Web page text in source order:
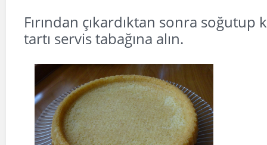
Fırından çıkardıktan sonra soğutup
tartı servis tabağına alın.